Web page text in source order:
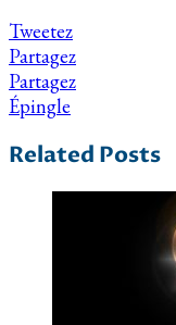
Tweetez
Partagez
Partagez
Épingle
Related Posts